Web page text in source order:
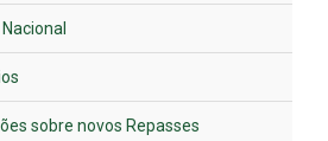
Nacional
sobre novos Repasses